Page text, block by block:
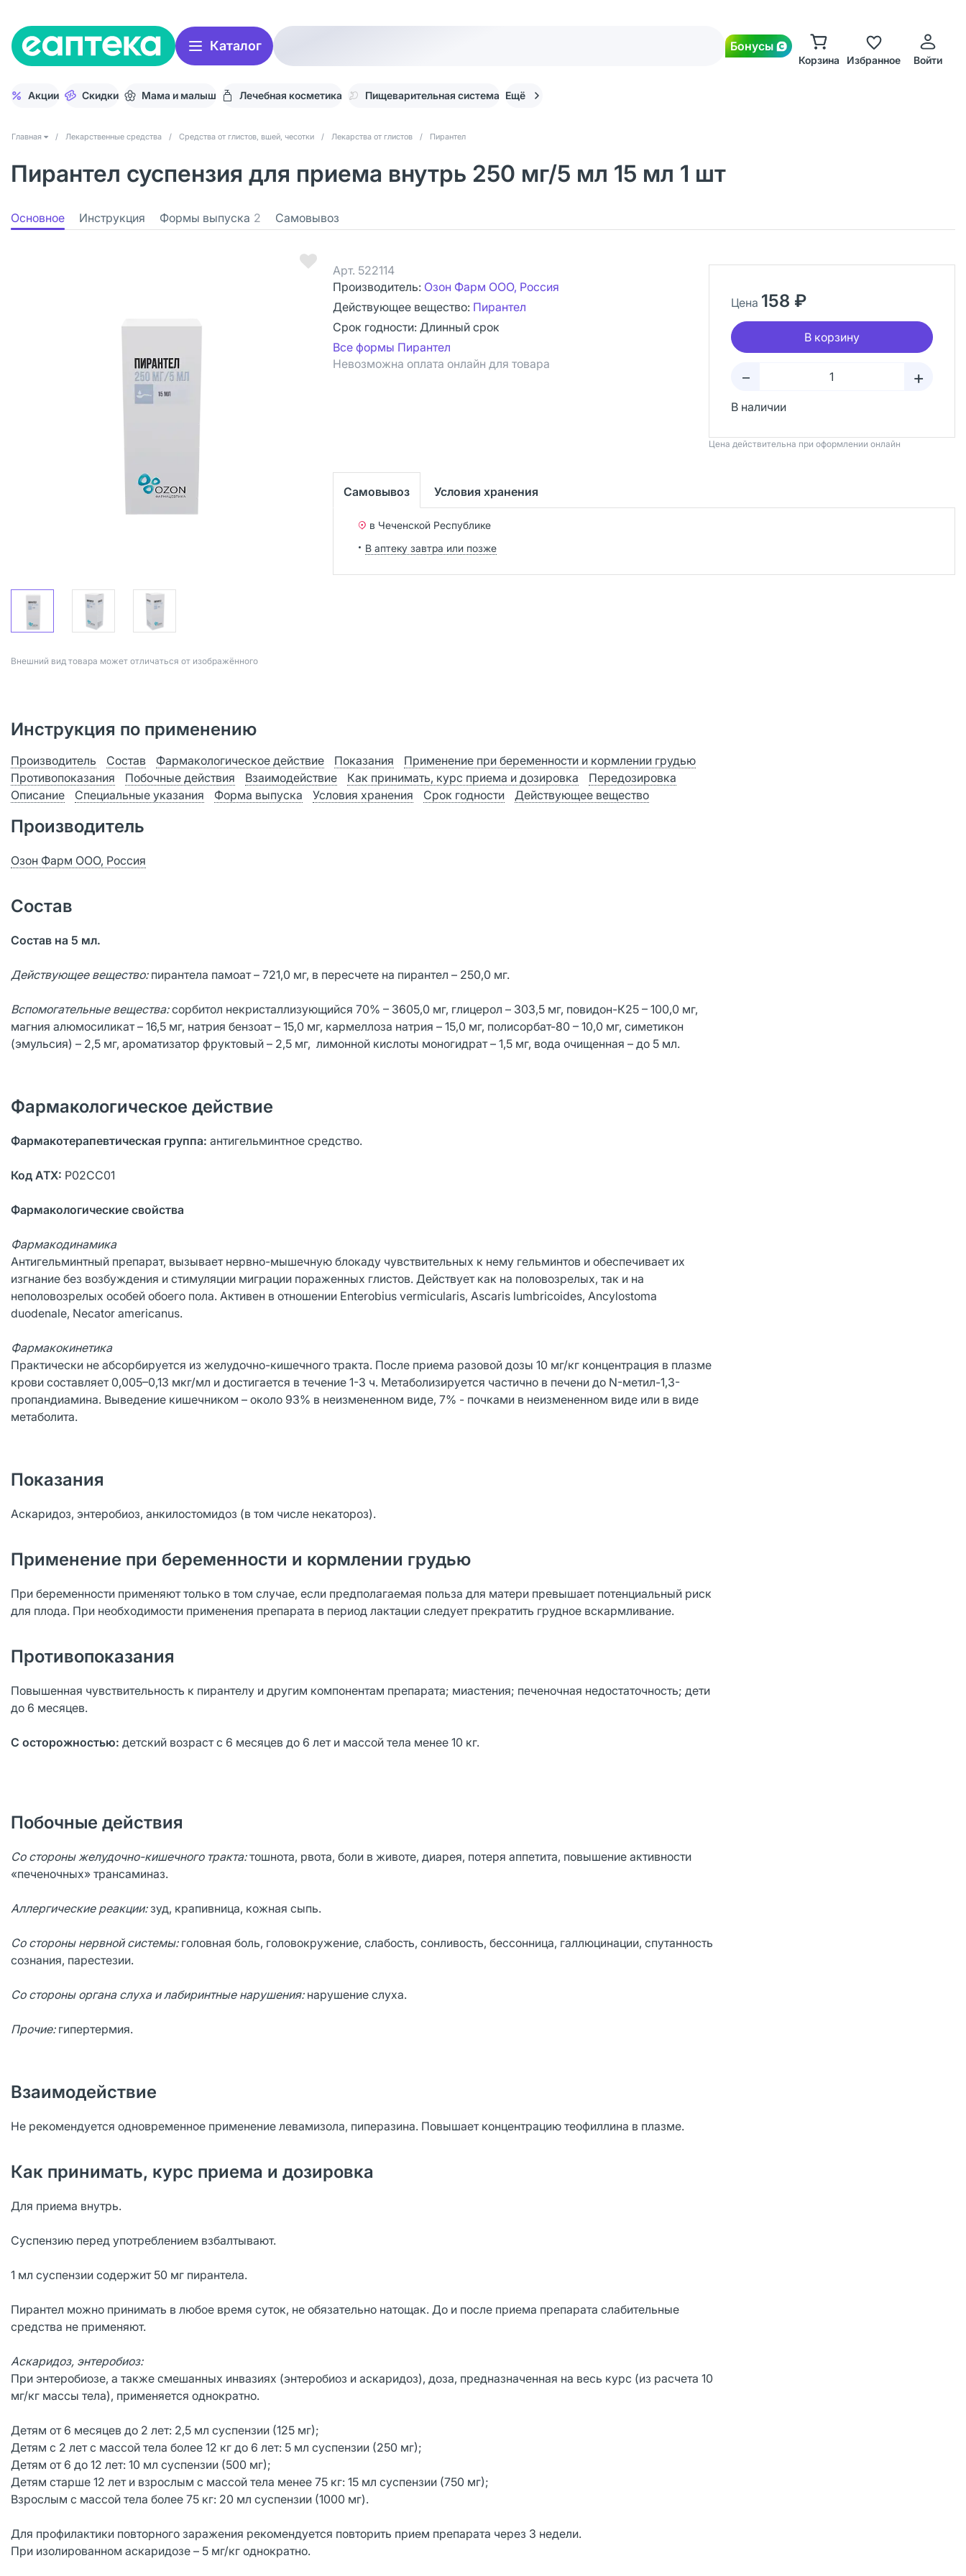
Каталог Бонусы
Корзина Избранное Войти
Акции Скидки Мама и малыш Лечебная косметика Пищеварительная система Ещё
Главная / Лекарственные средства / Средства от глистов, вшей, чесотки / Лекарства от глистов / Пирантел
Пирантел суспензия для приема внутрь 250 мг/5 мл 15 мл 1 шт
Основное Инструкция Формы выпуска 2 Самовывоз
Bнешний вид товара может отличаться от изображённого
Арт. 522114
Производитель: Озон Фарм ООО, Россия
Действующее вещество: Пирантел
Срок годности: Длинный срок
Все формы Пирантел
Невозможна оплата онлайн для товара
Цена 158 ₽
В корзину
– +
В наличии
Цена действительна при оформлении онлайн
Самовывоз Условия хранения
в Чеченской Республике
В аптеку завтра или позже
Инструкция по применению
Производитель Состав Фармакологическое действие Показания
Применение при беременности и кормлении грудью
Противопоказания
Побочные действия Взаимодействие Как принимать, курс приема и дозировка
Передозировка
Описание
Специальные указания Форма выпуска Условия хранения Срок годности Действующее вещество
Производитель
Озон Фарм ООО, Россия
Состав
Состав на 5 мл.
Действующее вещество:пирантела памоат – 721,0 мг, в пересчете на пирантел – 250,0 мг.
Вспомогательные вещества:сорбитол некристаллизующийся 70% – 3605,0 мг, глицерол – 303,5 мг, повидон-К25 – 100,0 мг,
магния алюмосиликат – 16,5 мг, натрия бензоат – 15,0 мг, кармеллоза натрия – 15,0 мг, полисорбат-80 – 10,0 мг, симетикон
(эмульсия) – 2,5 мг, ароматизатор фруктовый – 2,5 мг, лимонной кислоты моногидрат – 1,5 мг, вода очищенная – до 5 мл.
Фармакологическое действие
Фармакотерапевтическая группа: антигельминтное средство.
Код АТХ: P02CC01
Фармакологические свойства
Фармакодинамика
Антигельминтный препарат, вызывает нервно-мышечную блокаду чувствительных к нему гельминтов и обеспечивает их
изгнание без возбуждения и стимуляции миграции пораженных глистов. Действует как на половозрелых, так и на
неполовозрелых особей обоего пола. Активен в отношении Enterobius vermicularis, Ascaris lumbricoides, Anсylostoma
duodenalе, Necator americanus.
Фармакокинетика
Практически не абсорбируется из желудочно-кишечного тракта. После приема разовой дозы 10 мг/кг концентрация в плазме
крови составляет 0,005–0,13 мкг/мл и достигается в течение 1-3 ч. Метаболизируется частично в печени до N-метил-1,3-
пропандиамина. Выведение кишечником – около 93% в неизмененном виде, 7% - почками в неизмененном виде или в виде
метаболита.
Показания
Аскаридоз, энтеробиоз, анкилостомидоз (в том числе некатороз).
Применение при беременности и кормлении грудью
При беременности применяют только в том случае, если предполагаемая польза для матери превышает потенциальный риск
для плода. При необходимости применения препарата в период лактации следует прекратить грудное вскармливание.
Противопоказания
Повышенная чувствительность к пирантелу и другим компонентам препарата; миастения; печеночная недостаточность; дети
до 6 месяцев.
С осторожностью: детский возраст с 6 месяцев до 6 лет и массой тела менее 10 кг.
Побочные действия
Со стороны желудочно-кишечного тракта:тошнота, рвота, боли в животе, диарея, потеря аппетита, повышение активности
«печеночных» трансаминаз.
Аллергические реакции:зуд, крапивница, кожная сыпь.
Со стороны нервной системы:головная боль, головокружение, слабость, сонливость, бессонница, галлюцинации, спутанность
сознания, парестезии.
Со стороны органа слуха и лабиринтные нарушения: нарушение слуха.
Прочие: гипертермия.
Взаимодействие
Не рекомендуется одновременное применение левамизола, пиперазина. Повышает концентрацию теофиллина в плазме.
Как принимать, курс приема и дозировка
Для приема внутрь.
Суспензию перед употреблением взбалтывают.
1 мл суспензии содержит 50 мг пирантела.
Пирантел можно принимать в любое время суток, не обязательно натощак. До и после приема препарата слабительные
средства не применяют.
Аскаридоз, энтеробиоз:
При энтеробиозе, а также смешанных инвазиях (энтеробиоз и аскаридоз), доза, предназначенная на весь курс (из расчета 10
мг/кг массы тела), применяется однократно.
Детям от 6 месяцев до 2 лет: 2,5 мл суспензии (125 мг);
Детям с 2 лет с массой тела более 12 кг до 6 лет: 5 мл суспензии (250 мг);
Детям от 6 до 12 лет: 10 мл суспензии (500 мг);
Детям старше 12 лет и взрослым с массой тела менее 75 кг: 15 мл суспензии (750 мг);
Взрослым с массой тела более 75 кг: 20 мл суспензии (1000 мг).
Для профилактики повторного заражения рекомендуется повторить прием препарата через 3 недели.
При изолированном аскаридозе – 5 мг/кг однократно.